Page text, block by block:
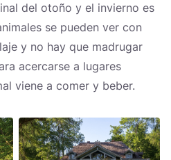
del otoño y el invierno es
se pueden ver con
y no hay que madrugar
acercarse a lugares
viene a comer y beber.